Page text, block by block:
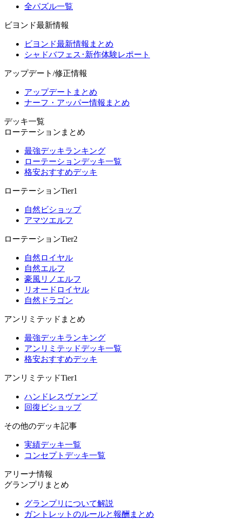
全パズル一覧
ビヨンド最新情報
ビヨンド最新情報まとめ
シャドバフェス･新作体験レポート
アップデート/修正情報
アップデートまとめ
ナーフ・アッパー情報まとめ
デッキ一覧
ローテーションまとめ
最強デッキランキング
ローテーションデッキ一覧
格安おすすめデッキ
ローテーションTier1
自然ビショップ
アマツエルフ
ローテーションTier2
自然ロイヤル
自然エルフ
豪風リノエルフ
リオードロイヤル
自然ドラゴン
アンリミテッドまとめ
最強デッキランキング
アンリミテッドデッキ一覧
格安おすすめデッキ
アンリミテッドTier1
ハンドレスヴァンプ
回復ビショップ
その他のデッキ記事
実績デッキ一覧
コンセプトデッキ一覧
アリーナ情報
グランプリまとめ
グランプリについて解説
ガントレットのルールと報酬まとめ